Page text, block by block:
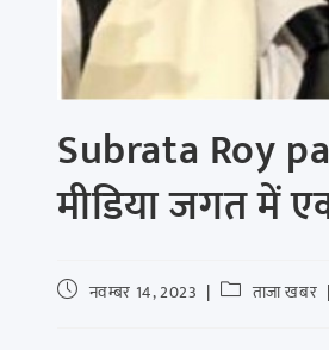
Subrata Roy
मीडिया जगत में
नवम्बर 14, 2023 ताजा खबर